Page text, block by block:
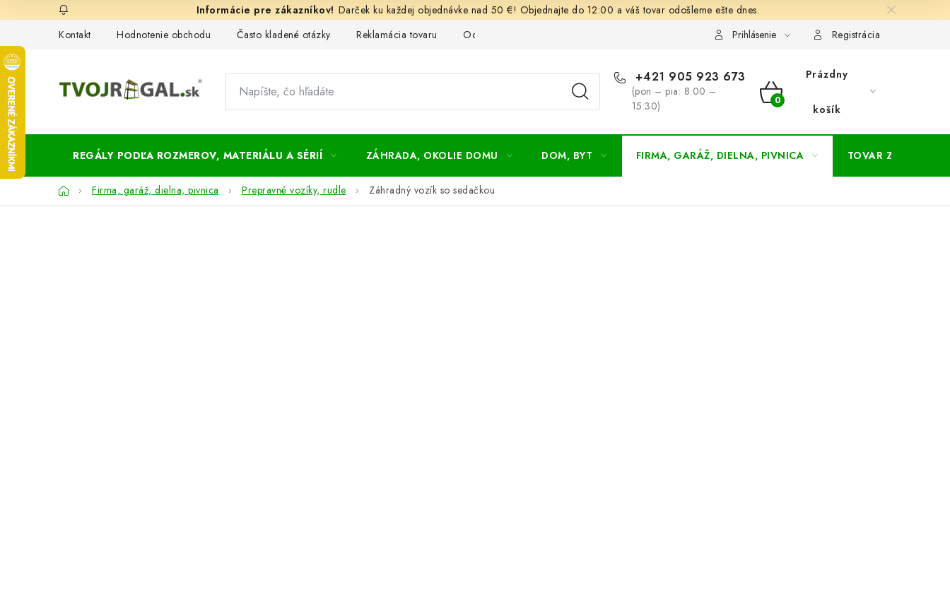
na
Darček ku každej objednávke nad 50 €! Objednajte do 12:00 a váš tovar odošleme ešte dnes.
Kontakt
Hodnotenie obchodu Často kladené otázky Reklamácia tovaru Odstúpenie od kúpnej zmluvy Obchodné a dodacie podmienky Zásady ochrany osobných údajov
Prihlásenie Registrácia
+421 905 923 673
(pon – pia: 8:00 –
15:30)
NÁKUPNÝ
Prázdny
košík
REGÁLY PODĽA ROZMEROV, MATERIÁLU A SÉRIÍ ZÁHRADA, OKOLIE DOMU DOM, BYT FIRMA, GARÁŽ, DIELNA, PIVNICA TOVAR ZA
DomovFirma, garáž, dielna, pivnica Prepravné vozíky, rudle Záhradný vozík so sedačkou